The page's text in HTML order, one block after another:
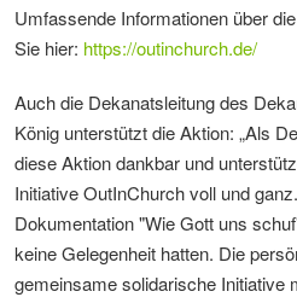
Umfassende Informationen über
Sie hier: https://outinchurch.de/
Auch die Dekanatsleitung des
König unterstützt die Aktion: „Als
diese Aktion dankbar und
Initiative OutInChurch voll und
Dokumentation "Wie Gott uns
keine Gelegenheit hatten. Die
gemeinsame solidarische Initiative